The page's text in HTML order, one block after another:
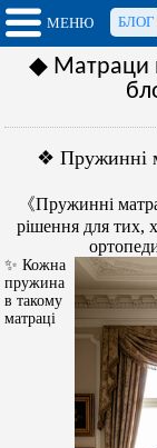
МЕНЮ БЛОГ
◆ Матраци
❖ Пружинні
《Пружинні
рішення для тих,
✨ Кожна
пружина
в такому
матраці